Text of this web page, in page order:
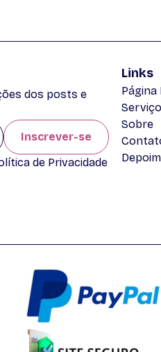
dos posts e
Inscrever-se
de Privacidade
Links
Página
Sobre